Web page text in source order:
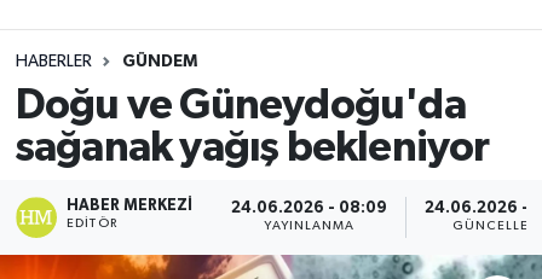
HABERLER GÜNDEM
Doğu ve Güneydoğu'da
sağanak yağış bekleniyor
HABER MERKEZI
EDITÖR
24.06.2026 - 08:09
YAYINLANMA
24.06.2026 -
Puan Durumu ve Fikstür
Tüm Manşetler
Son Dakika Haberleri
Haber Arşivi